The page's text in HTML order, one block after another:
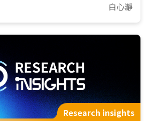
白心瀞
Research insights